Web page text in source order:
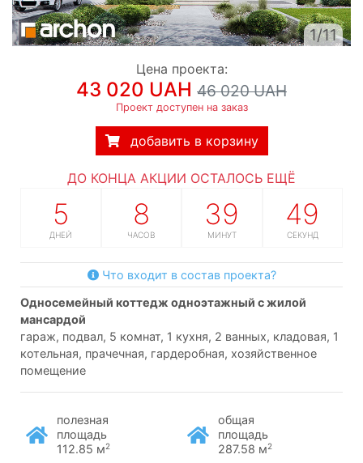
1/11
Цена проекта:
43 020 UAH 46 020 UAH
Проект доступен на заказ
добавить в корзину
ДО КОНЦА АКЦИИ ОСТАЛОСЬ ЕЩЁ
5
ДНЕЙ
8
ЧАСОВ
39
МИНУТ
48
СЕКУНД
Что входит в состав проекта?
односемейный коттедж одноэтажный с жилой
мансардой
гараж, подвал, 5 комнат, 1 кухня, 2 ванных, кладовая, 1
котельная, прачечная, гардеробная, хозяйственное
помещение
полезная
площадь
112.85 м2
общая
площадь
287.58 м2